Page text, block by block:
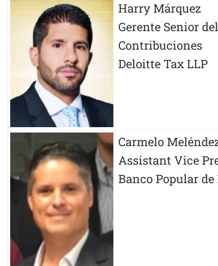
Harry Márquez
Gerente Senior
Contribuciones
Deloitte Tax LLP
Carmelo
Assistant Vice
Banco Popular de